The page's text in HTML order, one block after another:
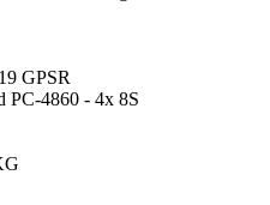
GPSR
PC-4860 - 4x 8S